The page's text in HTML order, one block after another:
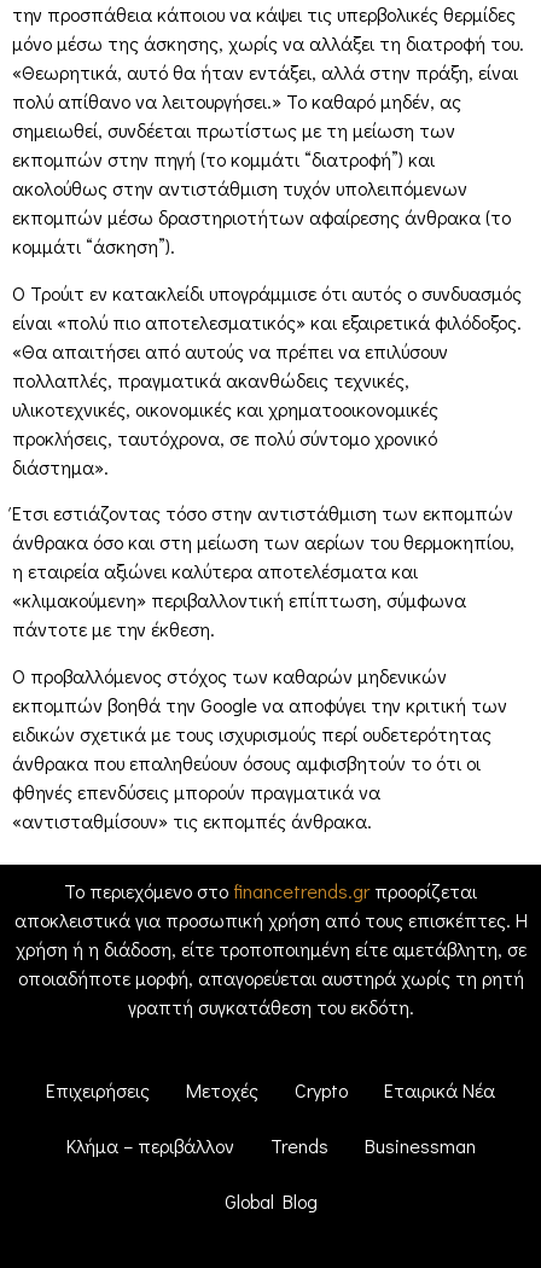
την προσπάθεια κάποιου να κάψει τις υπερβολικές θερμίδες
μόνο μέσω της άσκησης, χωρίς να αλλάξει τη διατροφή του.
«Θεωρητικά, αυτό θα ήταν εντάξει, αλλά στην πράξη, είναι
πολύ απίθανο να λειτουργήσει.» Το καθαρό μηδέν, ας
σημειωθεί, συνδέεται πρωτίστως με τη μείωση των
εκπομπών στην πηγή (το κομμάτι “διατροφή”) και
ακολούθως στην αντιστάθμιση τυχόν υπολειπόμενων
εκπομπών μέσω δραστηριοτήτων αφαίρεσης άνθρακα (το
κομμάτι “άσκηση”).
Ο Τρούιτ εν κατακλείδι υπογράμμισε ότι αυτός ο συνδυασμός
είναι «πολύ πιο αποτελεσματικός» και εξαιρετικά φιλόδοξος.
«Θα απαιτήσει από αυτούς να πρέπει να επιλύσουν
πολλαπλές, πραγματικά ακανθώδεις τεχνικές,
υλικοτεχνικές, οικονομικές και χρηματοοικονομικές
προκλήσεις, ταυτόχρονα, σε πολύ σύντομο χρονικό
διάστημα».
Έτσι εστιάζοντας τόσο στην αντιστάθμιση των εκπομπών
άνθρακα όσο και στη μείωση των αερίων του θερμοκηπίου,
η εταιρεία αξιώνει καλύτερα αποτελέσματα και
«κλιμακούμενη» περιβαλλοντική επίπτωση, σύμφωνα
πάντοτε με την έκθεση.
Ο προβαλλόμενος στόχος των καθαρών μηδενικών
εκπομπών βοηθά την Google να αποφύγει την κριτική των
ειδικών σχετικά με τους ισχυρισμούς περί ουδετερότητας
άνθρακα που επαληθεύουν όσους αμφισβητούν το ότι οι
φθηνές επενδύσεις μπορούν πραγματικά να
«αντισταθμίσουν» τις εκπομπές άνθρακα.
Το περιεχόμενο στο financetrends.grπροορίζεται
αποκλειστικά για προσωπική χρήση από τους επισκέπτες. Η
χρήση ή η διάδοση, είτε τροποποιημένη είτε αμετάβλητη, σε
οποιαδήποτε μορφή, απαγορεύεται αυστηρά χωρίς τη ρητή
γραπτή συγκατάθεση του εκδότη.
Επιχειρήσεις Μετοχές Crypto Εταιρικά Νέα
Κλήμα – περιβάλλον Trends Businessman
Global Blog